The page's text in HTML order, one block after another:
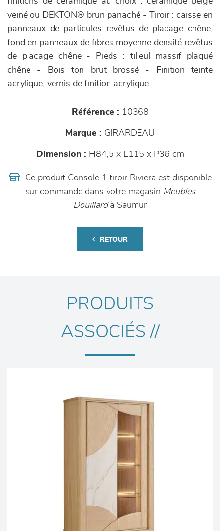
veiné ou DEKTON® brun panaché - Tiroir : caisse en
panneaux de particules revêtus de placage chêne,
fond en panneaux de fibres moyenne densité revêtus
de placage chêne - Pieds : tilleul massif plaqué
chêne - Bois ton brut brossé - Finition teinte
acrylique, vernis de finition acrylique.
Référence : 10368
Marque : GIRARDEAU
Dimension : H84,5 x L115 x P36 cm
Ce produit Console 1 tiroir Riviera est disponible
sur commande dans votre magasin Meubles
Douillardà Saumur
RETOUR
PRODUITS
ASSOCIÉS //